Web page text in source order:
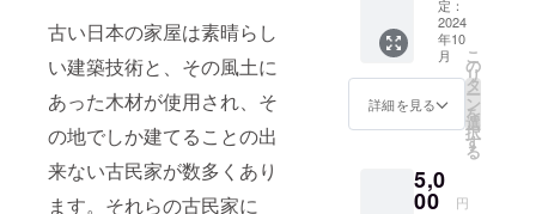
古い日本の家屋は素晴らし
い建築技術と、その風土に
あった木材が使用され、そ
の地でしか建てることの出
来ない古民家が数多くあり
ます。それらの古民家に
ちゃめ
ちゃ応
援2000
円と同
じ内容
になっ
お、支
援時に
クト終
了後、
感謝の
メッ
セージ
をキャ
メッ
セージ
ロジェ
クトを
面白
い！純
粋に応
援した
くださ
る方向
定：
2024
年10
月
詳細を見る
こ
の
リ
タ
ー
ン
を
選
択
す
る
5,0
00 円